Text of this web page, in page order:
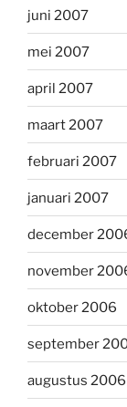
juni 2007
mei 2007
april 2007
maart 2007
februari 2007
januari 2007
december
november
oktober 2006
september
augustus 2006